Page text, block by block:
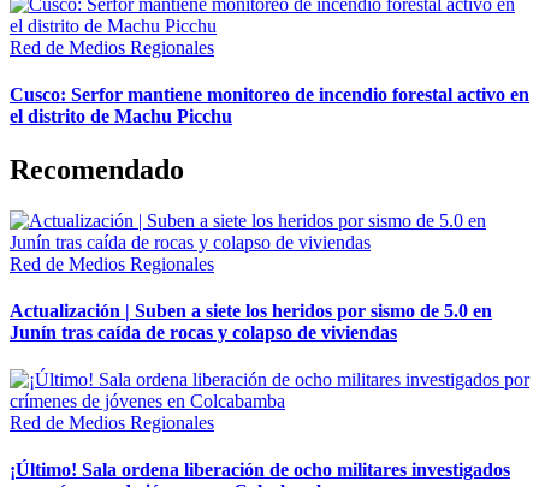
Red de Medios Regionales
Cusco: Serfor mantiene monitoreo de incendio forestal activo en
el distrito de Machu Picchu
Recomendado
Red de Medios Regionales
Actualización | Suben a siete los heridos por sismo de 5.0 en
Junín tras caída de rocas y colapso de viviendas
Red de Medios Regionales
¡Último! Sala ordena liberación de ocho militares investigados